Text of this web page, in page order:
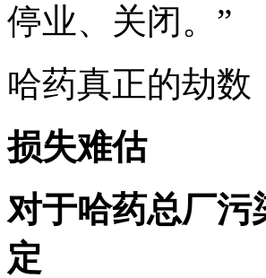
停业、关闭。”
哈药真正的劫数
损失难估
对于哈药总厂污
定